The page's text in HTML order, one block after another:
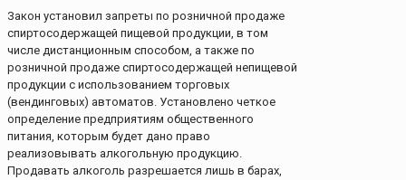
Закон установил запреты по розничной продаже
спиртосодержащей пищевой продукции, в том
числе дистанционным способом, а также по
розничной продаже спиртосодержащей непищевой
продукции с использованием торговых
(вендинговых) автоматов. Установлено четкое
определение предприятиям общественного
питания, которым будет дано право
реализовывать алкогольную продукцию.
Продавать алкоголь разрешается лишь в барах,